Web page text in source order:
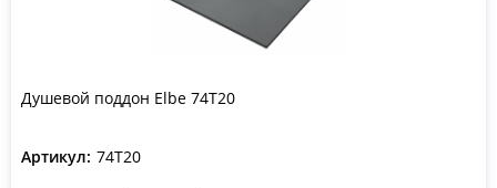
Душевой поддон Elbe 74T20
Артикул: 74T20